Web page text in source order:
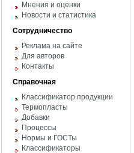
Мнения и оценки
Новости и статистика
Сотрудничество
Реклама на сайте
Для авторов
Контакты
Справочная
Классификатор продукции
Термопласты
Добавки
Процессы
Нормы и ГОСТы
Классификаторы